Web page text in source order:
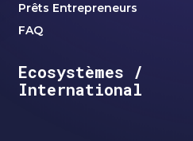
Prêts Entrepreneurs
FAQ
Ecosystèmes /
International